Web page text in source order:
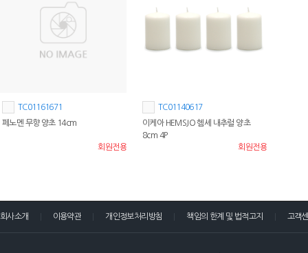
TC01161671
페노멘 무향 양초 14cm
회원전용
TC01140617
이케아 HEMSJO 헴셰 내추럴 양초
8cm 4P
회원전용
회사소개 이용약관 개인정보처리방침 책임의 한계 및 법적고지 고객